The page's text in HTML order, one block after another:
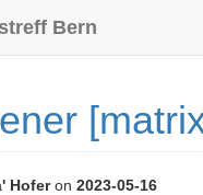
Bern
Hoferon 2023-05-16